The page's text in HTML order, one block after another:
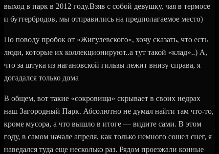
выход в парк в 2012 году.Взяв с собой девушку, чая в термосе
и буттербродов, мы отправились на предполагаемое место)
По поводу пробок от «Жигулевского», хочу сказать, что есть
люди, которые их коллекционируют..а тут такой «клад»..) А,
что за штука из нагановской гильзы лежит внизу справа, я
догадался только дома
В общем, вот такие «сокровища» скрывает в своих недрах
наш Загородный Парк. Абсолютно не думал найти там что-то,
кроме мусора, а что вышло в итоге — видите сами. В этом
году, в самом начале апреля, как только немного сошел снег, я
наведался туда еще несколько раз. Рядом проезжали конные